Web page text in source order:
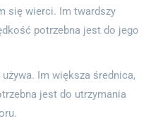
się wierci. Im twardszy
potrzebna jest do jego
Im większa średnica,
jest do utrzymania